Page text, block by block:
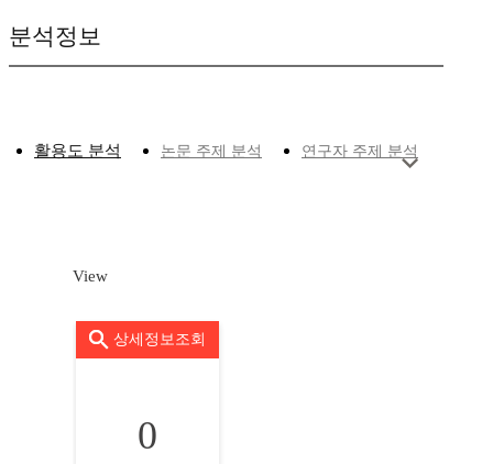
분석정보
활용도 분석 논문 주제 분석 연구자 주제 분석
View
상세정보조회
0